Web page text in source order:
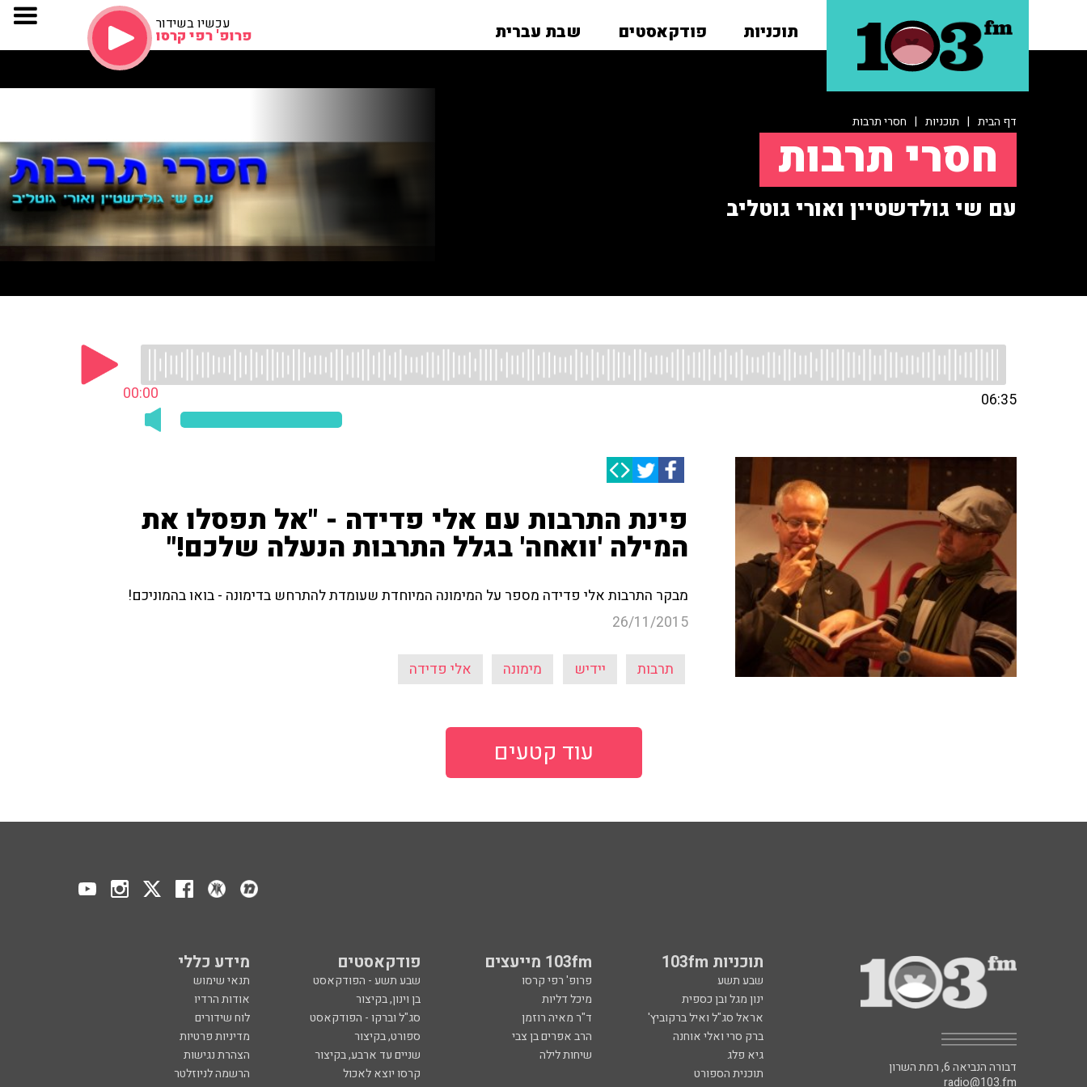
תוכניות פודקאסטים שבת עברית עכשיו בשידור
פרופ' רפי קרסו
דף הבית | תוכניות | חסרי תרבות
חסרי תרבות
עם שי גולדשטיין ואורי גוטליב
00:00 06:35
פינת התרבות עם אלי פדידה - "אל תפסלו את
המילה 'וואחה' בגלל התרבות הנעלה שלכם!"
מבקר התרבות אלי פדידה מספר על המימונה המיוחדת שעומדת להתרחש בדימונה - בואו בהמוניכם!
26/11/2015
תרבות יידיש מימונה אלי פדידה
עוד קטעים
תוכניות 103fm 103fm מייעצים פודקאסטים מידע כללי
שבע תשע פרופ' רפי קרסו שבע תשע - הפודקאסט
תנאי שימוש
ינון מגל ובן כספית
מיכל דליות בן וינון, בקיצור
אודות הרדיו
אראל סג"ל ואיל ברקוביץ'
ד"ר מאיה רוזמן סג"ל וברקו - הפודקאסט
לוח שידורים
ברק סרי ואלי אוחנה
הרב אפרים בן צבי ספורט, בקיצור
מדיניות פרטיות
גיא פלג
שיחות לילה שניים עד ארבע, בקיצור
הצהרת נגישות
תוכנית הספורט
קרסו יוצא לאכול
הרשמה לניוזלטר
דבורה הנביאה 6, רמת השרון
radio@103.fm